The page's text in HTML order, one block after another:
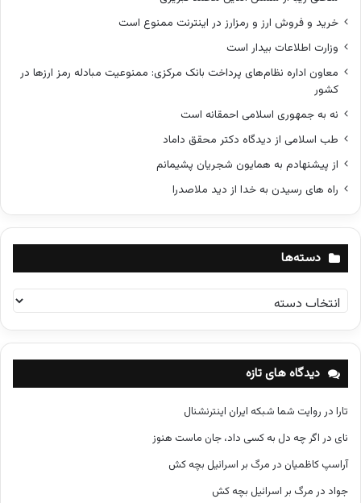
خرید و فروش ارز و رمزارز در اینترنت ممنوع است
وزارت اطلاعات بیدار است
معاون اداره نظام‌های پرداخت بانک مرکزی: ممنوعیت مبادله رمز ارزها در
کشور
نه به جمهوری اسلامی احمقانه است
طب اسلامی از دیدگاه دکتر محقق داماد
از پیشنهادم به همایون شجریان پشیمانم
راه های رسیدن به خدا از دید ملاصدرا
دسته‌ها
د
س
ت
ه‌
ه
دیدگاه های تازه
تارا در روایت شما شبکه ایران اینترنشنال
نای در اگر چه دل به کسی داد، جان ماست هنوز
آراسپ کاظمیان در مرگ بر اسرائیل بچه کش
جواد در مرگ بر اسرائیل بچه کش